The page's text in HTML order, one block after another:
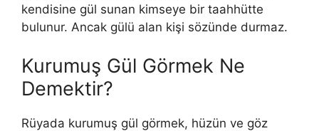
kendisine gül sunan kimseye bir taahhütte
bulunur. Ancak gülü alan kişi sözünde durmaz.
Kurumuş Gül Görmek Ne
Demektir?
Rüyada kurumuş gül görmek, hüzün ve göz